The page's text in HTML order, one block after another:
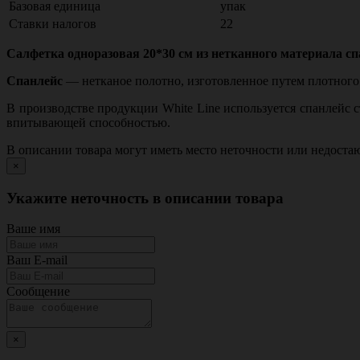
Базовая единица
упак
Ставки налогов
22
Салфетка одноразовая 20*30 см из нетканного материала
Спанлейс — нетканое полотно, изготовленное путем
В производстве продукции White Line используется
впитывающей способностью.
В описании товара могут иметь место неточности или
×
Укажите неточность в описании товара
Ваше имя
Ваш E-mail
Сообщение
×